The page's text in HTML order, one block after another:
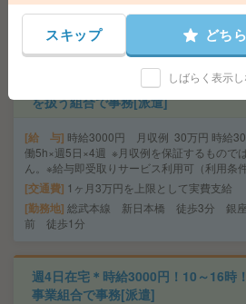
交通費 交通費別途支給有/弊社規定有
勤務地 JR山手線 田町駅 7分
週4日在宅＊時給3000円！週3日！10
を扱う組合で事務[派遣]
給 与 時給3000円 月収例 30万円 時給
働5h×週5日×4週 ※月収例を保証するもので
ん。※給与即受取りサービス利用可（利用条件
交通費 1ヶ月3万円を上限として実費支給
勤務地 総武本線 新日本橋 徒歩3分 銀
前 徒歩1分
週4日在宅＊時給3000円！10～16時
事業組合で事務[派遣]
スキップ どち
しばらく表示